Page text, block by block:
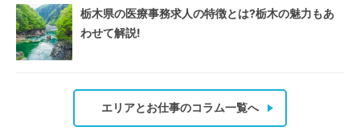
栃木県の医療事務求人の特徴とは?栃木の魅力もあ
わせて解説!
エリアとお仕事のコラム一覧へ